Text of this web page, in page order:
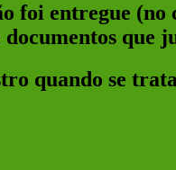
foi entregue
que
quando se